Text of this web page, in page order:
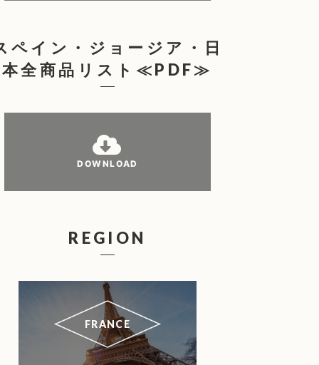
ペイン・ジョージア・日
本全商品リスト≪PDF≫
DOWNLOAD
REGION
FRANCE